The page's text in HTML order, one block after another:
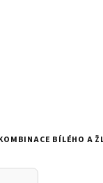
BÍLÉHO A